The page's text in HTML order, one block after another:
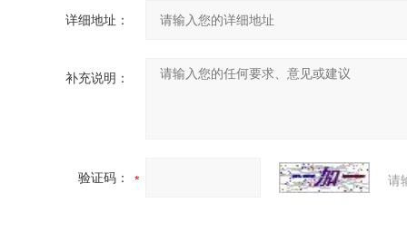
详细地址：
补充说明：
验证码： 请